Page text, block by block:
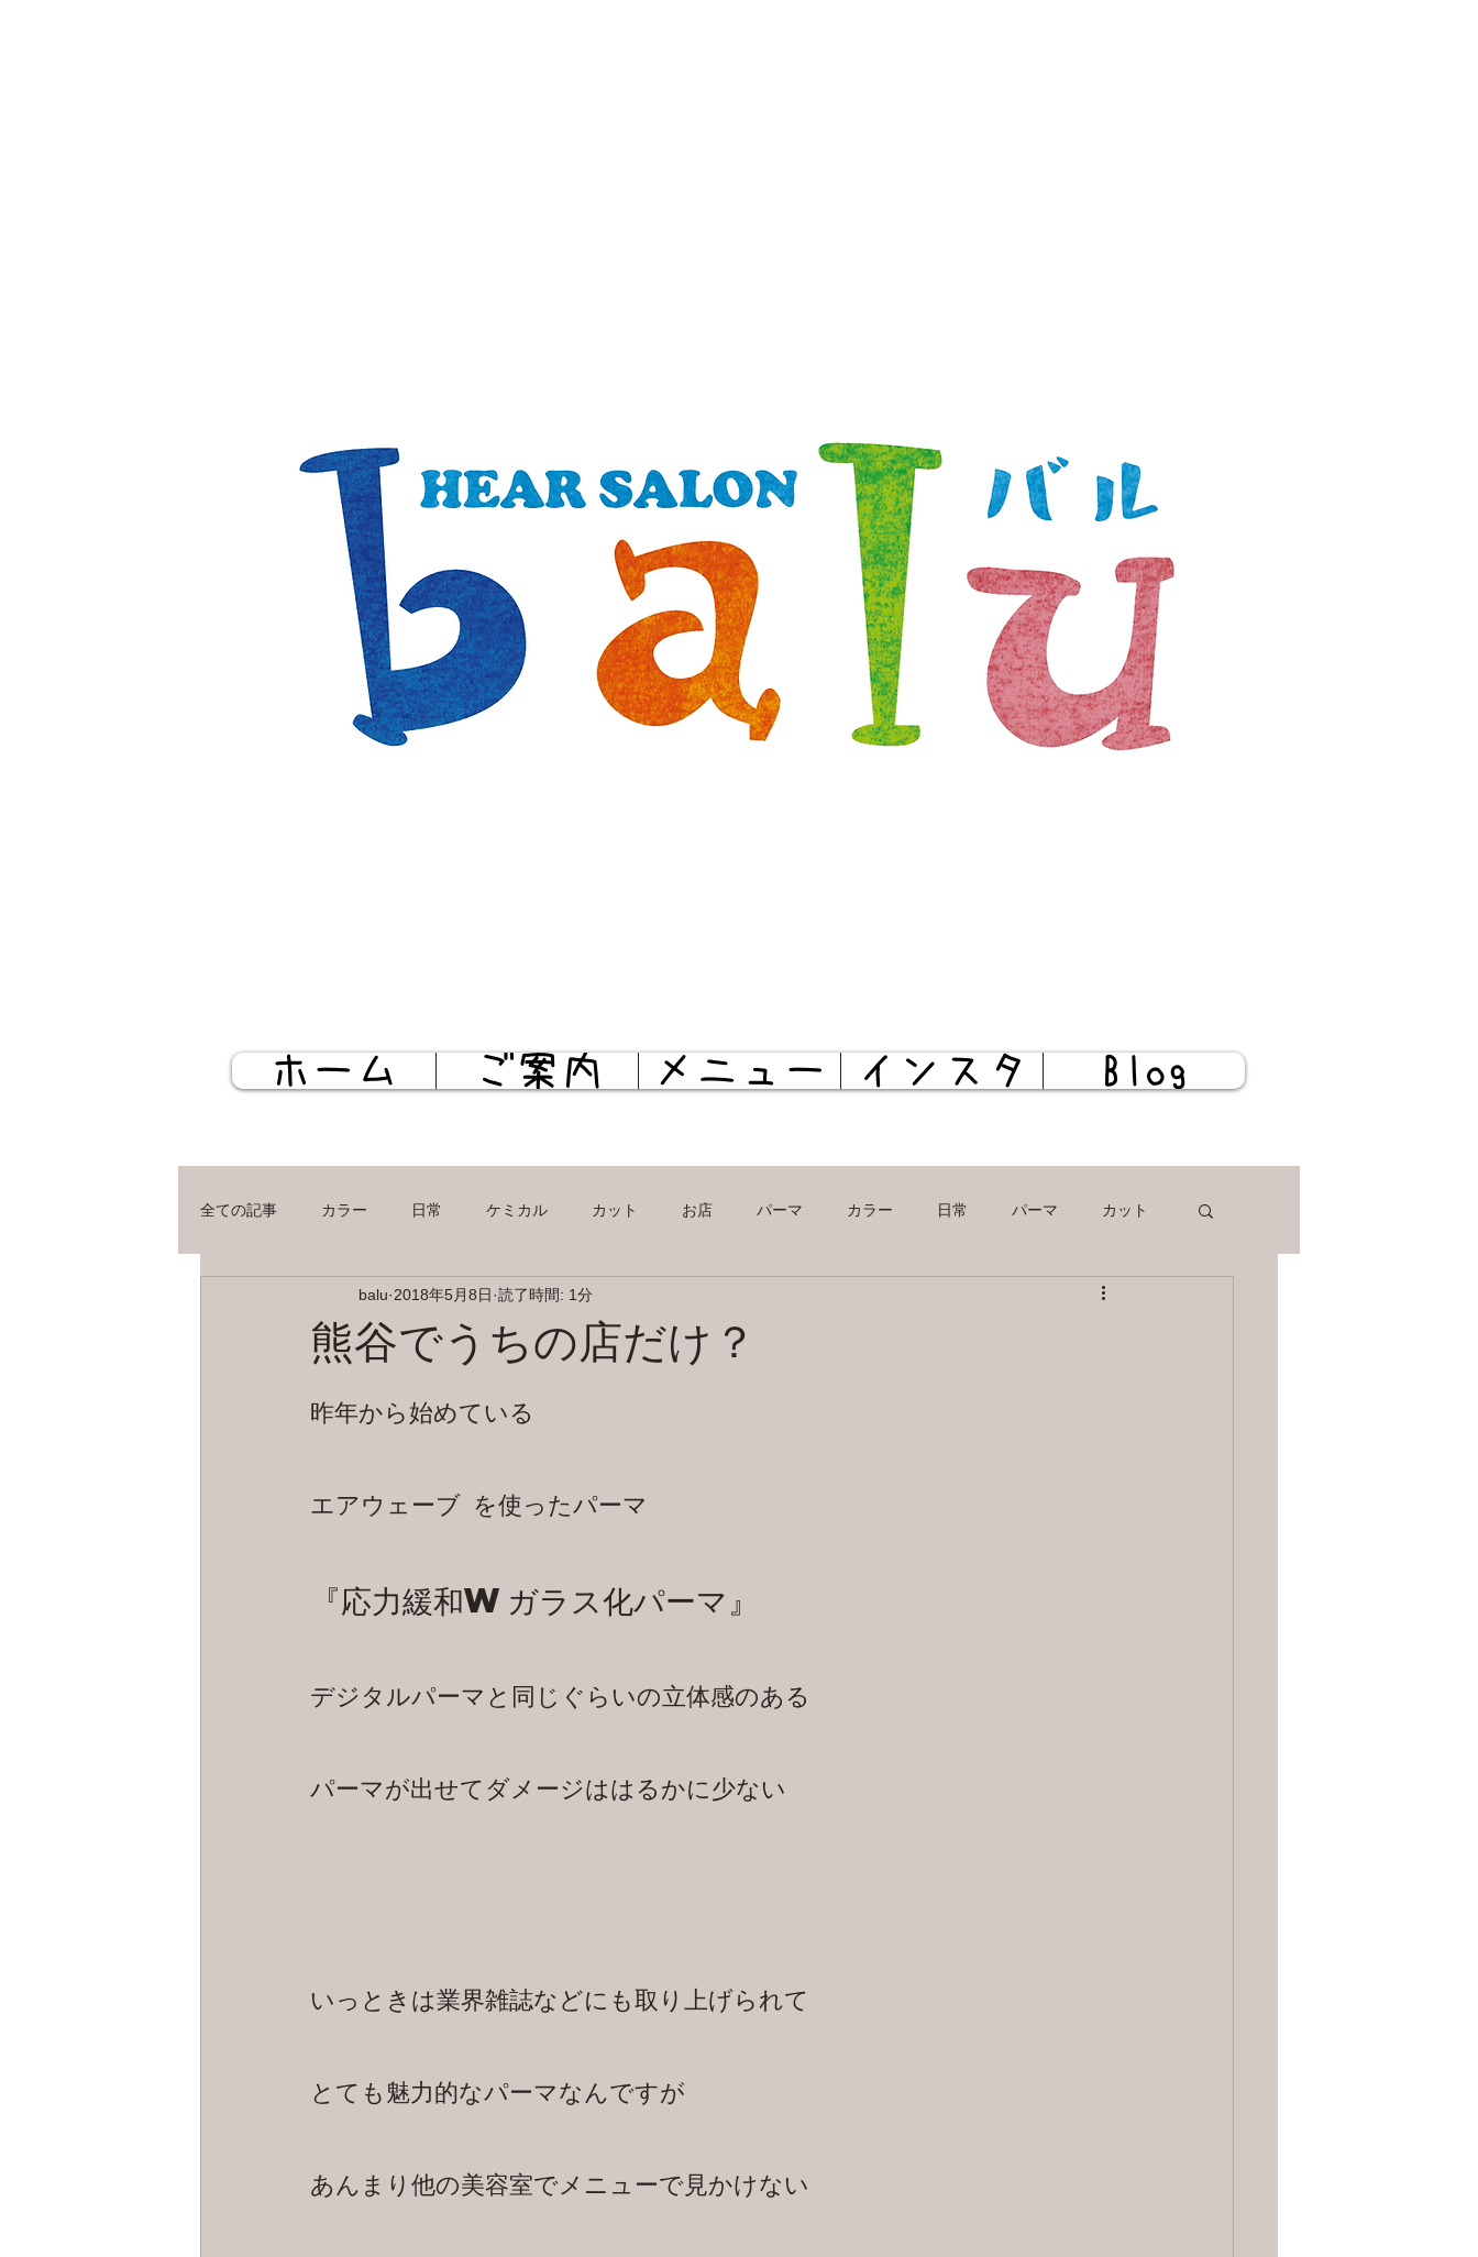
ホーム ご案内 メニュー インスタ Blog
全ての記事 カラー 日常 ケミカル カット お店 パーマ カラー 日常 パーマ カット
お店 カット カラー
熊谷でうちの店だけ？
balu 2018年5月8日 読了時間: 1分
昨年から始めている
エアウェーブ を使ったパーマ
『応力緩和Wガラス化パーマ』
デジタルパーマと同じぐらいの立体感のある
パーマが出せてダメージははるかに少ない
いっときは業界雑誌などにも取り上げられて
とても魅力的なパーマなんですが
あんまり他の美容室でメニューで見かけない